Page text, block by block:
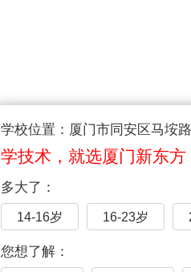
学校位置：厦门市同安区马垵
学技术，就选厦门新东方
多大了：
14-16岁 16-23岁
您想了解：